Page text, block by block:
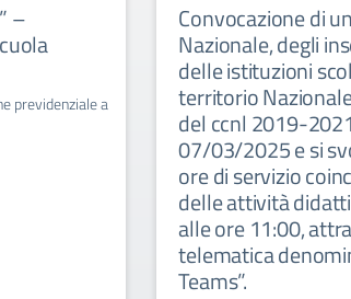
–
previdenziale a
Convocazione di
Nazionale, degli
delle istituzioni
territorio
del ccnl 2019-
07/03/2025 e si
ore di servizio
delle attività
alle ore 11:00,
telematica
Teams”.